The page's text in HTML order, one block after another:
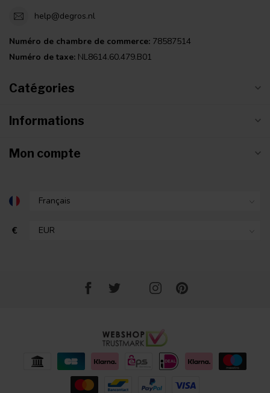
help@degros.nl
Numéro de chambre de commerce: 78587514
Numéro de taxe: NL8614.60.479.B01
Catégories
Informations
Mon compte
€